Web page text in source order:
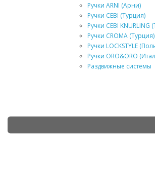
Ручки ARNI (Арни)
Ручки CEBI (Турция)
Ручки CEBI KNURLING
Ручки CROMA (Турция)
Ручки LOCKSTYLE
Ручки ORO&ORO
Раздвижные системы